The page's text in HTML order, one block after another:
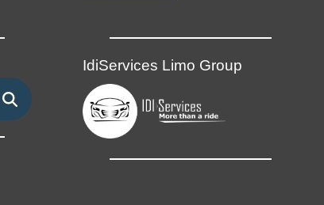
IdiServices Limo Group